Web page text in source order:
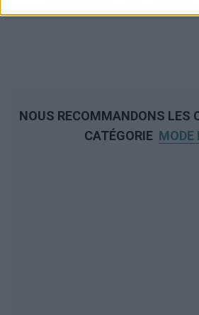
NOUS RECOMMANDONS LES
CATÉGORIE MODE